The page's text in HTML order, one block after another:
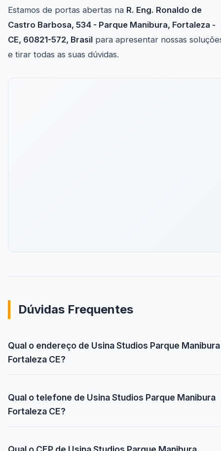
Estamos de portas abertas na R. Eng. Ronaldo de
Castro Barbosa, 534 - Parque Manibura, Fortaleza -
CE, 60821-572, Brasil para apresentar nossas
e tirar todas as suas dúvidas.
Dúvidas Frequentes
Qual o endereço de Usina Studios Parque Manibura
Fortaleza CE?
Qual o telefone de Usina Studios Parque Manibura
Fortaleza CE?